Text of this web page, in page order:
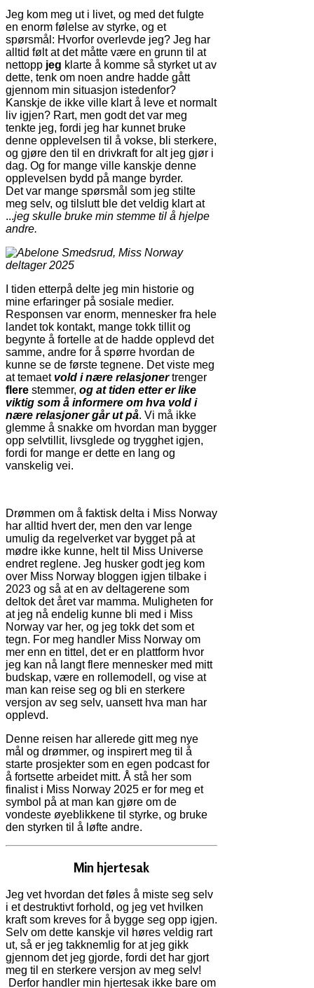
Jeg kom meg ut i livet, og med det fulgte
en enorm følelse av styrke, og et
spørsmål: Hvorfor overlevde jeg? Jeg har
alltid følt at det måtte være en grunn til at
nettopp jeg klarte å komme så styrket ut av
dette, tenk om noen andre hadde gått
gjennom min situasjon istedenfor?
Kanskje de ikke ville klart å leve et normalt
liv igjen? Rart, men godt det var meg
tenkte jeg, fordi jeg har kunnet bruke
denne opplevelsen til å vokse, bli sterkere,
og gjøre den til en drivkraft for alt jeg gjør i
dag. Og for mange ville kanskje denne
opplevelsen bydd på mange byrder.
Det var mange spørsmål som jeg stilte
meg selv, og tilslutt ble det veldig klart at
...jeg skulle bruke min stemme til å hjelpe
andre.
I tiden etterpå delte jeg min historie og
mine erfaringer på sosiale medier.
Responsen var enorm, mennesker fra hele
landet tok kontakt, mange tokk tillit og
begynte å fortelle at de hadde opplevd det
samme, andre for å spørre hvordan de
kunne se de første tegnene. Det viste meg
at temaet vold i nære relasjonertrenger
flere stemmer, og at tiden etter er like
viktig som å informere om hva vold i
nære relasjoner går ut på. Vi må ikke
glemme å snakke om hvordan man bygger
opp selvtillit, livsglede og trygghet igjen,
fordi for mange er dette en lang og
vanskelig vei.
Drømmen om å faktisk delta i Miss Norway
har alltid hvert der, men den var lenge
umulig da regelverket var bygget på at
mødre ikke kunne, helt til Miss Universe
endret reglene. Jeg husker godt jeg kom
over Miss Norway bloggen igjen tilbake i
2023 og så at en av deltagerene som
deltok det året var mamma. Muligheten for
at jeg nå endelig kunne bli med i Miss
Norway var her, og jeg tokk det som et
tegn. For meg handler Miss Norway om
mer enn en tittel, det er en plattform hvor
jeg kan nå langt flere mennesker med mitt
budskap, være en rollemodell, og vise at
man kan reise seg og bli en sterkere
versjon av seg selv, uansett hva man har
opplevd.
Denne reisen har allerede gitt meg nye
mål og drømmer, og inspirert meg til å
starte prosjekter som en egen podcast for
å fortsette arbeidet mitt. Å stå her som
finalist i Miss Norway 2025 er for meg et
symbol på at man kan gjøre om de
vondeste øyeblikkene til styrke, og bruke
den styrken til å løfte andre.
Min hjertesak
Jeg vet hvordan det føles å miste seg selv
i et destruktivt forhold, og jeg vet hvilken
kraft som kreves for å bygge seg opp igjen.
Selv om dette kanskje vil høres veldig rart
ut, så er jeg takknemlig for at jeg gikk
gjennom det jeg gjorde, fordi det har gjort
meg til en sterkere versjon av meg selv!
Derfor handler min hjertesak ikke bare om